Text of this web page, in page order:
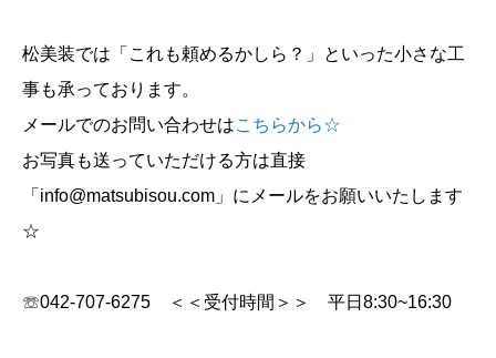
松美装では「これも頼めるかしら？」といった小さな工
事も承っております。
メールでのお問い合わせはこちらから☆
お写真も送っていただける方は直接
「info@matsubisou.com」にメールをお願いいたします
☆
☏042-707-6275 ＜＜受付時間＞＞ 平日8:30~16:30